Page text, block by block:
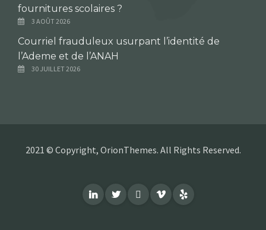
fournitures scolaires ?
3 AOÛT 2026
Courriel frauduleux usurpant l’identité de
l’Ademe et de l’ANAH
30 JUILLET 2026
2021 © Copyright, OrionThemes. All Rights Reserved.